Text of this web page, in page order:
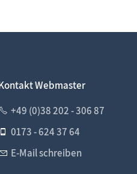
Webmaster
+49 (0)38 202 - 306 87
0173 - 624 37 64
E-Mail schreiben